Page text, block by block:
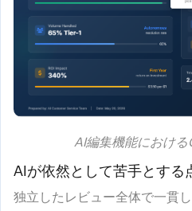
AI編集機能におけ
AIが依然として苦手とする
独立したレビュー全体で一貫